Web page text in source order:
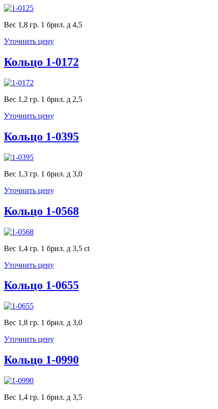
Вес 1,8 гр. 1 брил. д 4,5
Уточнить цену
Кольцо 1-0172
Вес 1,2 гр. 1 брил. д 2,5
Уточнить цену
Кольцо 1-0395
Вес 1,3 гр. 1 брил. д 3,0
Уточнить цену
Кольцо 1-0568
Вес 1,4 гр. 1 брил. д 3,5 ct
Уточнить цену
Кольцо 1-0655
Вес 1,8 гр. 1 брил. д 3,0
Уточнить цену
Кольцо 1-0990
Вес 1,4 гр. 1 брил. д 3,5